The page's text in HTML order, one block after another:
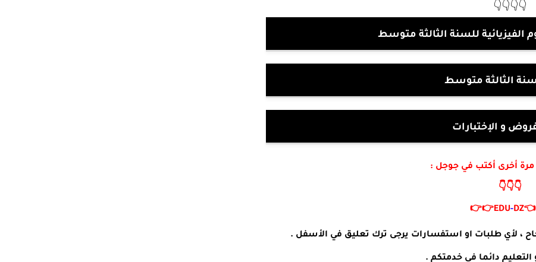
👇👇👇👇
الفيزيائية للسنة الثالثة متوسط
الثالثة متوسط
و الإختبارات
مرة أخرى أكتب في جوجل :
👇👇👇
EDU-DZ
👉👉
، لأي طلبات او استفسارات يرجى ترك تعليق في الأسفل .
التعليم دائما في خدمتكم .